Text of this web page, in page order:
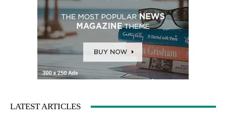
LATEST ARTICLES